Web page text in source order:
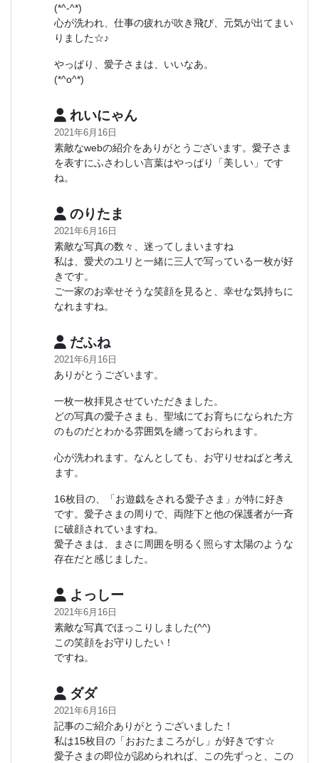
(*^-^*)
心が洗われ、仕事の疲れが吹き飛び、元気が出てまい
りました☆♪
やっぱり、愛子さまは、いいなあ。
(*^o^*)
れいにゃん
2021年6月16日
素敵なwebの紹介をありがとうございます。愛子さま
を表すにふさわしい言葉はやっぱり「美しい」です
ね。
のりたま
2021年6月16日
素敵な写真の数々、迷ってしまいますね
私は、愛犬のユリと一緒に三人で写っている一枚が好
きです。
ご一家のお幸せそうな笑顔を見ると、幸せな気持ちに
なれますね。
だふね
2021年6月16日
ありがとうございます。
一枚一枚拝見させていただきました。
どの写真の愛子さまも、聖域にてお育ちになられた方
のものだとわかる雰囲気を纏っておられます。
心が洗われます。なんとしても、お守りせねばと考え
ます。
16枚目の、「お遊戯をされる愛子さま」が特に好き
です。愛子さまの周りで、両陛下と他の保護者が一斉
に破顔されていますね。
愛子さまは、まさに周囲を明るく照らす太陽のような
存在だと感じました。
よっしー
2021年6月16日
素敵な写真でほっこりしました(^^)
この笑顔をお守りしたい！
ですね。
ダダ
2021年6月16日
記事のご紹介ありがとうございました！
私は15枚目の「おおたまころがし」が好きです☆
愛子さまの即位が認められれば、この先ずっと、この